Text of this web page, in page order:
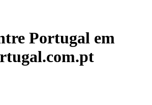
Portugal em